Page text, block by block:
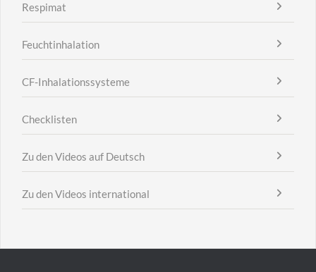
Respimat
Feuchtinhalation
CF-Inhalationssysteme
Checklisten
Zu den Videos auf Deutsch
Zu den Videos international